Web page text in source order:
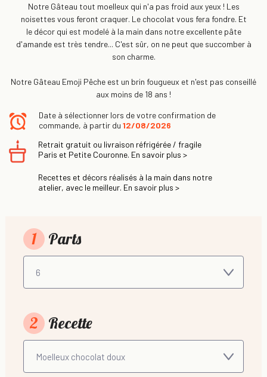
Notre Gâteau tout moelleux qui n'a pas froid aux yeux ! Les
noisettes vous feront craquer. Le chocolat vous fera fondre. Et
le décor qui est modelé à la main dans notre excellente pâte
d'amande est très tendre... C'est sûr, on ne peut que succomber à
son charme.
Notre Gâteau Emoji Pêche est un brin fougueux et n'est pas conseillé
aux moins de 18 ans !
Date à sélectionner lors de votre confirmation de
commande, à partir du 12/08/2026
Retrait gratuit ou livraison réfrigérée / fragile
Paris et Petite Couronne. En savoir plus >
Recettes et décors réalisés à la main dans notre
atelier, avec le meilleur. En savoir plus >
1 Parts
2 Recette